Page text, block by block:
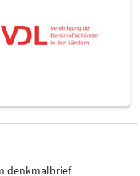
denkmalbrief